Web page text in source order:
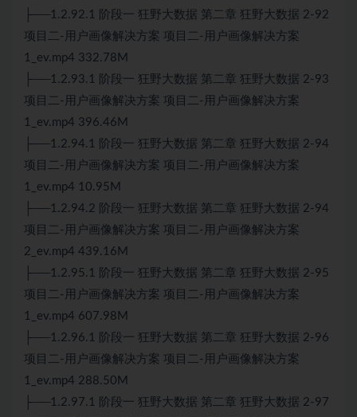
├──1.2.92.1 阶段一 狂野大数据 第二章 狂野大数据 2-92
项目二-用户画像解决方案 项目二-用户画像解决方案
1_ev.mp4 332.78M
├──1.2.93.1 阶段一 狂野大数据 第二章 狂野大数据 2-93
项目二-用户画像解决方案 项目二-用户画像解决方案
1_ev.mp4 396.46M
├──1.2.94.1 阶段一 狂野大数据 第二章 狂野大数据 2-94
项目二-用户画像解决方案 项目二-用户画像解决方案
1_ev.mp4 10.95M
├──1.2.94.2 阶段一 狂野大数据 第二章 狂野大数据 2-94
项目二-用户画像解决方案 项目二-用户画像解决方案
2_ev.mp4 439.16M
├──1.2.95.1 阶段一 狂野大数据 第二章 狂野大数据 2-95
项目二-用户画像解决方案 项目二-用户画像解决方案
1_ev.mp4 607.98M
├──1.2.96.1 阶段一 狂野大数据 第二章 狂野大数据 2-96
项目二-用户画像解决方案 项目二-用户画像解决方案
1_ev.mp4 288.50M
├──1.2.97.1 阶段一 狂野大数据 第二章 狂野大数据 2-97